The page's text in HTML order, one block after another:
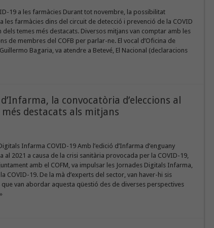
19 a les farmàcies Durant tot novembre, la possibilitat
les farmàcies dins del circuit de detecció i prevenció de la COVID
dels temes més destacats. Diversos mitjans van comptar amb les
de membres del COFB per parlar-ne. El vocal d’Oficina de
Bagaria, va atendre a Betevé, El Nacional (declaracions
la convocatòria d’eleccions al
més destacats als mitjans
Infarma COVID-19 Amb l’edició d’Infarma d’enguany
al 2021 a causa de la crisi sanitària provocada per la COVID-19,
amb el COFM, va impulsar les Jornades Digitals Infarma,
COVID-19. De la mà d’experts del sector, van haver-hi sis
que van abordar aquesta qüestió des de diverses perspectives